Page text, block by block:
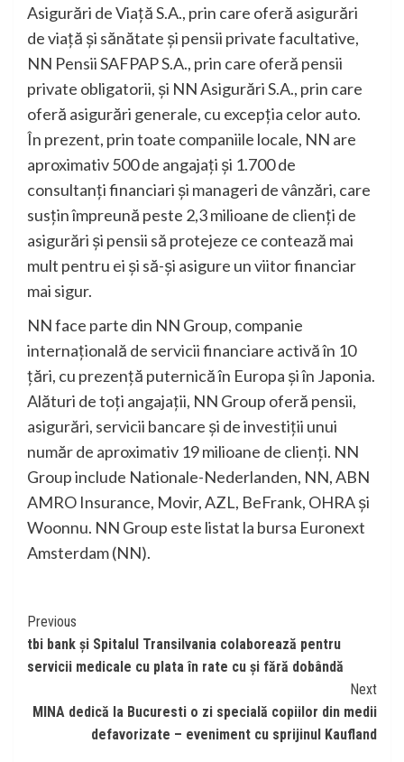
Asigurări de Viață S.A., prin care oferă asigurări
de viață și sănătate și pensii private facultative,
NN Pensii SAFPAP S.A., prin care oferă pensii
private obligatorii, și NN Asigurări S.A., prin care
oferă asigurări generale, cu excepția celor auto.
În prezent, prin toate companiile locale, NN are
aproximativ 500 de angajați și 1.700 de
consultanți financiari și manageri de vânzări, care
susțin împreună peste 2,3 milioane de clienți de
asigurări și pensii să protejeze ce contează mai
mult pentru ei și să-și asigure un viitor financiar
mai sigur.
NN face parte din NN Group, companie
internațională de servicii financiare activă în 10
țări, cu prezenţă puternică în Europa și în Japonia.
Alături de toţi angajații, NN Group oferă pensii,
asigurări, servicii bancare și de investiţii unui
număr de aproximativ 19 milioane de clienţi. NN
Group include Nationale-Nederlanden, NN, ABN
AMRO Insurance, Movir, AZL, BeFrank, OHRA și
Woonnu. NN Group este listat la bursa Euronext
Amsterdam (NN).
Continue
Reading
Previous
tbi bank și Spitalul Transilvania colaborează pentru
servicii medicale cu plata în rate cu și fără dobândă
Next
MINA dedică la Bucuresti o zi specială copiilor din medii
defavorizate – eveniment cu sprijinul Kaufland